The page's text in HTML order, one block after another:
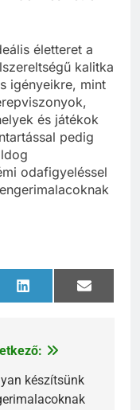
életteret a
kalitka
igényeikre, mint
és játékok
pedig
odafigyeléssel
Share
on
LinkedIn
Share
on
Email
készítsünk